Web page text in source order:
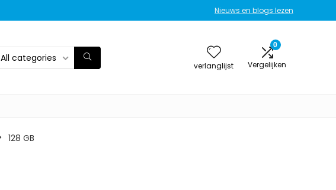
Nieuws en blogs lezen
All categories
verlanglijst
0
Vergelijken
‎128 GB